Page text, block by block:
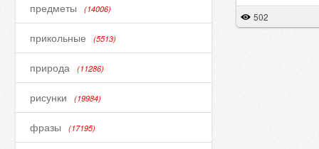
предметы (14006)
прикольные (5513)
природа (11286)
рисунки (19984)
фразы (17195)
502